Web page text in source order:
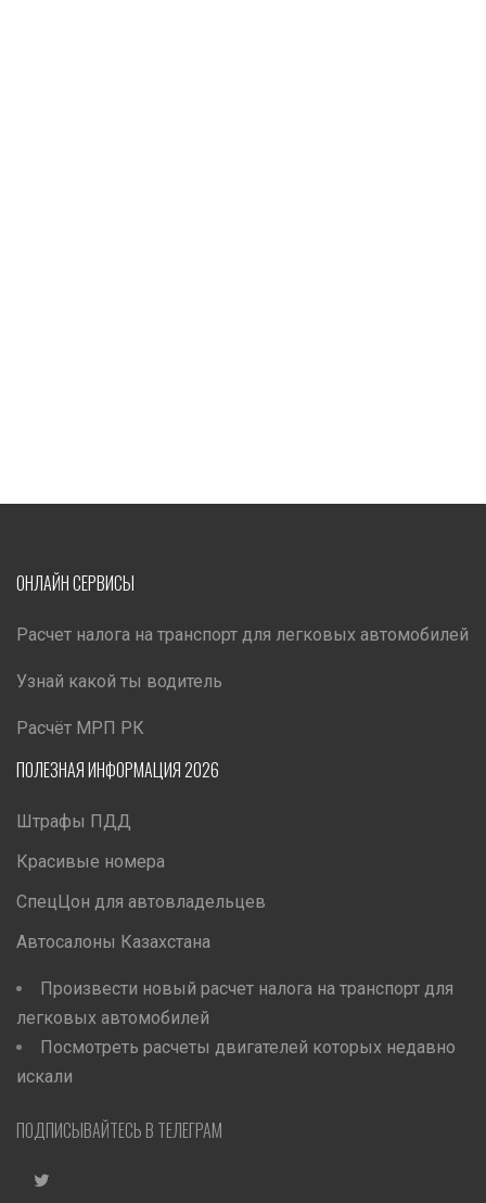
ОНЛАЙН СЕРВИСЫ
Расчет налога на транспорт для легковых автомобилей
Узнай какой ты водитель
Расчёт МРП РК
ПОЛЕЗНАЯ ИНФОРМАЦИЯ 2026
Штрафы ПДД
Красивые номера
СпецЦон для автовладельцев
Автосалоны Казахстана
Произвести новый расчет налога на транспорт для
легковых автомобилей
Посмотреть расчеты двигателей которых недавно
искали
ПОДПИСЫВАЙТЕСЬ В ТЕЛЕГРАМ